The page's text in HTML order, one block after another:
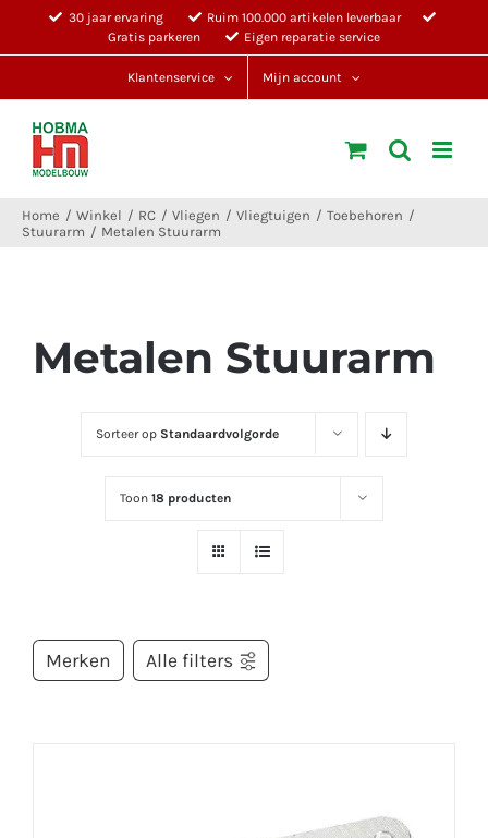
30 jaar ervaring
Ruim 100.000 artikelen leverbaar
Gratis parkeren
Eigen reparatie service
Klantenservice Mijn account
Home Winkel RC Vliegen Vliegtuigen
Toebehoren
Stuurarm
Metalen Stuurarm
Metalen Stuurarm
Sorteer op Standaardvolgorde
Toon18 producten
Merken Alle filters